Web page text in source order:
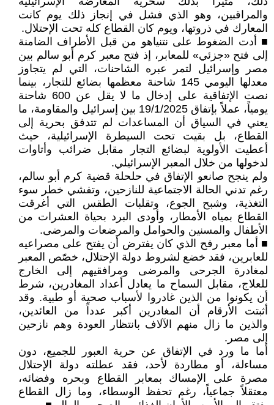
والمراقبين، وهو الذي فشل في إنجاز ذلك يوم كانت
المعارك في ذروتها، ويوم كان القطاع كله تحت الإحتلال.
■ أدت الضغوط على نتنياهو من قبل الأطراف الضامنة
إلى فتح «جزئي» للمعابر، إذ فتح معبر كرم أبو سالم بين
مصر وإسرائيل لتمر عبره الشاحنات، التي لم يتجاوز
معدلها اليومي 145 شاحنة معظمها بضائع للتجار، بينما
نصت الإتفاقية على إدخال ما لا يقل عن 600 شاحنة
يومياً، عملاً بإتفاق 19/1/2025 بين إسرائيل والمقاومة، ما
يعني في السياق أن المساعدات لم تتدفق بحرية إلى
القطاع، بل بقيت تحت السيطرة الإسرائيلية، حيث
أعطيت الأولوية لبضائع التجار مقابل ضرائب وأتاوات
لدخولها من خلال المعبر الإسرائيلي.
ولم ينجح صانعو الإتفاق في حلحلة قضية كرم أبو سالم،
رغم تدني الحالة الاجتماعية للنازحين، وتفشي خطر سوء
التغذية، وشبح الجوع، وتقلبات الطقس التي أغرقت
القطاع بمياه الأمطار، وأودى البرد بحياة العشرات من
الأطفال والمسنين والحوامل والمرضعات والمرضى.
■ أما معبر رفح الذي كان يفترض أن يفتح على مصراعيه
للعابرين، فقد خضع لشروط دولة الإحتلال، خصّص المعبر
لمغادرة الجرحى والمرضى ومرافقيهم إلى الخارج
للعلاج، مقابل السماح ما يعادل أعداد المغادرين، شرط
أن يكونوا من الذين غادروا لأسباب صحية أو طبية. وقد
أثبتت الأرقام أن المغادرين أكبر عدداً من العائدين،
والذين ما زال منهم الآلاف بانتظار العودة وهم نازحين
إلى مصر.
أما ما ورد في الإتفاق عن حرية العبور للجميع، دون
مساءلة، أو مطاردة لأحد، فقد عطلته دولة الإحتلال
مصرة على الإمساك بمعابر القطاع وبحره وفضائه،
معتقلاً جماعياً، رغم تحفظ الوسطاء، وما زال القطاع